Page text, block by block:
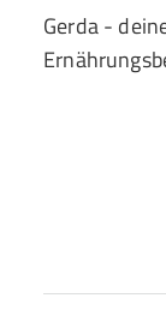
Gerda -